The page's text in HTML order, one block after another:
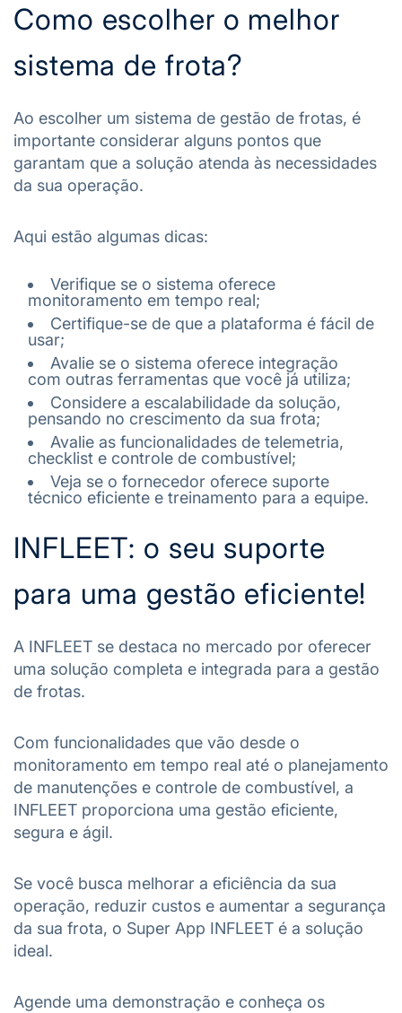
Como escolher o melhor
sistema de frota?
Ao escolher um sistema de gestão de frotas, é
importante considerar alguns pontos que
garantam que a solução atenda às necessidades
da sua operação.
Aqui estão algumas dicas:
Verifique se o sistema oferece
monitoramento em tempo real;
Certifique-se de que a plataforma é fácil de
usar;
Avalie se o sistema oferece integração
com outras ferramentas que você já utiliza;
Considere a escalabilidade da solução,
pensando no crescimento da sua frota;
Avalie as funcionalidades de telemetria,
checklist e controle de combustível;
Veja se o fornecedor oferece suporte
técnico eficiente e treinamento para a equipe.
INFLEET: o seu suporte
para uma gestão eficiente!
A INFLEET se destaca no mercado por oferecer
uma solução completa e integrada para a gestão
de frotas.
Com funcionalidades que vão desde o
monitoramento em tempo real até o planejamento
de manutenções e controle de combustível, a
INFLEET proporciona uma gestão eficiente,
segura e ágil.
Se você busca melhorar a eficiência da sua
operação, reduzir custos e aumentar a segurança
da sua frota, o Super App INFLEET é a solução
ideal.
Agende uma demonstração e conheça os